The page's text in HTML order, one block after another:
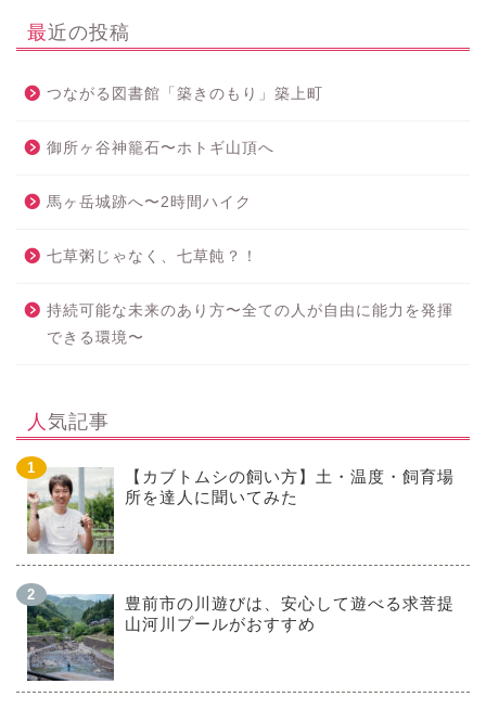
最近の投稿
つながる図書館「築きのもり」築上町
御所ヶ谷神籠石〜ホトギ山頂へ
馬ヶ岳城跡へ〜2時間ハイク
七草粥じゃなく、七草飩？！
持続可能な未来のあり方〜全ての人が自由に能力を発揮
できる環境〜
人気記事
【カブトムシの飼い方】土・温度・飼育場
所を達人に聞いてみた
豊前市の川遊びは、安心して遊べる求菩提
山河川プールがおすすめ